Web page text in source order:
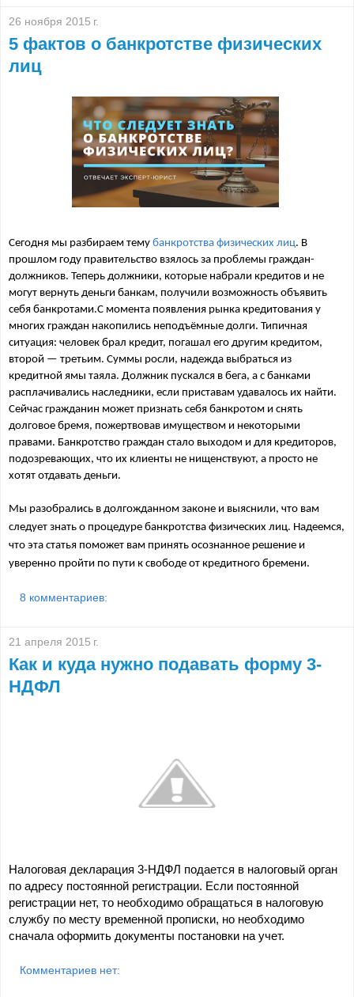
26 ноября 2015 г.
5 фактов о банкротстве физических
лиц
Сегодня мы разбираем тему банкротства физических лиц. В
прошлом году правительство взялось за проблемы граждан-
должников. Теперь должники, которые набрали кредитов и не
могут вернуть деньги банкам, получили возможность объявить
себя банкротами.С момента появления рынка кредитования у
многих граждан накопились неподъёмные долги. Типичная
ситуация: человек брал кредит, погашал его другим кредитом,
второй — третьим. Суммы росли, надежда выбраться из
кредитной ямы таяла. Должник пускался в бега, а с банками
расплачивались наследники, если приставам удавалось их найти.
Сейчас гражданин может признать себя банкротом и снять
долговое бремя, пожертвовав имуществом и некоторыми
правами. Банкротство граждан стало выходом и для кредиторов,
подозревающих, что их клиенты не нищенствуют, а просто не
хотят отдавать деньги.
Мы разобрались в долгожданном законе и выяснили, что вам
следует знать о процедуре банкротства физических лиц. Надеемся,
что эта статья поможет вам принять осознанное решение и
уверенно пройти по пути к свободе от кредитного бремени.
8 комментариев:
21 апреля 2015 г.
Как и куда нужно подавать форму 3-
НДФЛ
Налоговая декларация 3-НДФЛ подается в налоговый орган
по адресу постоянной регистрации. Если постоянной
регистрации нет, то необходимо обращаться в налоговую
службу по месту временной прописки, но необходимо
сначала оформить документы постановки на учет.
Комментариев нет: